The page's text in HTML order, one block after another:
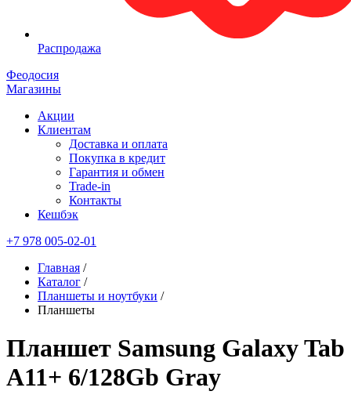
Распродажа
Феодосия
Магазины
Акции
Клиентам
Доставка и оплата
Покупка в кредит
Гарантия и обмен
Trade-in
Контакты
Кешбэк
+7 978 005-02-01
Главная /
Каталог /
Планшеты и ноутбуки /
Планшеты
Планшет Samsung Galaxy Tab
A11+ 6/128Gb Gray